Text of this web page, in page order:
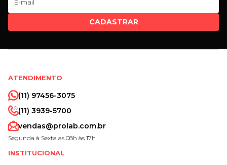
CADASTRAR
ATENDIMENTO
(11) 97456-3075
(11) 3939-5700
vendas@prolab.com.br
Segunda à Sexta as 08h às 17h
INSTITUCIONAL